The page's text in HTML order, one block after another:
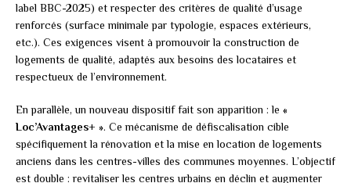
label BBC-2025) et respecter des critères de qualité d’usage
renforcés (surface minimale par typologie, espaces extérieurs,
etc.). Ces exigences visent à promouvoir la construction de
logements de qualité, adaptés aux besoins des locataires et
respectueux de l’environnement.
En parallèle, un nouveau dispositif fait son apparition : le «
Loc’Avantages+ ». Ce mécanisme de défiscalisation cible
spécifiquement la rénovation et la mise en location de logements
anciens dans les centres-villes des communes moyennes. L’objectif
est double : revitaliser les centres urbains en déclin et augmenter